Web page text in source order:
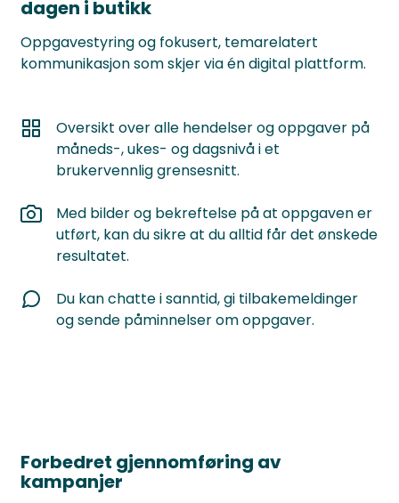
dagen i butikk
Oppgavestyring og fokusert, temarelatert
kommunikasjon som skjer via én digital plattform.
Oversikt over alle hendelser og oppgaver på
måneds-, ukes- og dagsnivå i et
brukervennlig grensesnitt.
Med bilder og bekreftelse på at oppgaven er
utført, kan du sikre at du alltid får det ønskede
resultatet.
Du kan chatte i sanntid, gi tilbakemeldinger
og sende påminnelser om oppgaver.
Forbedret gjennomføring av
kampanjer